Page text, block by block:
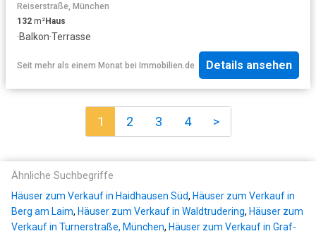
Reiserstraße, München
132 m²Haus
·Balkon·Terrasse
Seit mehr als einem Monat bei Immobilien.de Details ansehen
1 2 3 4 >
Ähnliche Suchbegriffe
Häuser zum Verkauf in Haidhausen Süd, Häuser zum Verkauf in
Berg am Laim, Häuser zum Verkauf in Waldtrudering, Häuser zum
Verkauf in Turnerstraße, München, Häuser zum Verkauf in Graf-